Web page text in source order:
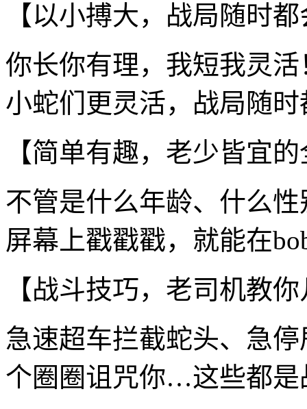
【以小搏大，战局随时
你长你有理，我短我灵
小蛇们更灵活，战局随
【简单有趣，老少皆宜
不管是什么年龄、什么
屏幕上戳戳戳，就能在
【战斗技巧，老司机教
急速超车拦截蛇头、急
个圈圈诅咒你…这些都是